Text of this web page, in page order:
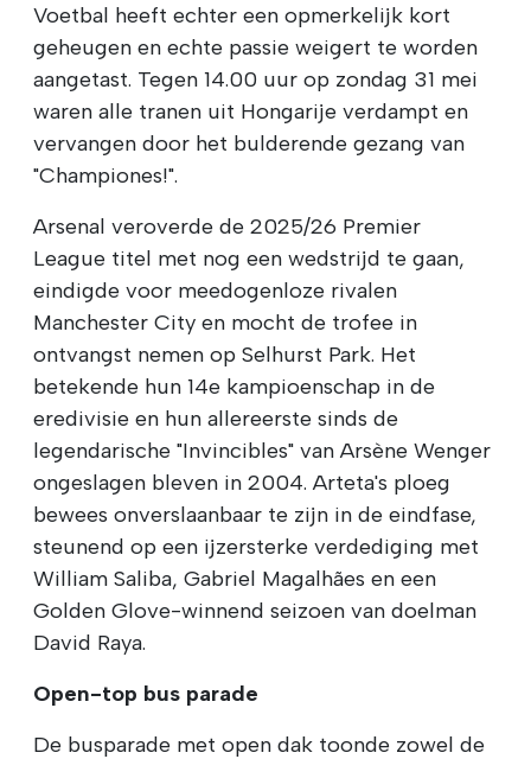
Voetbal heeft echter een opmerkelijk kort
geheugen en echte passie weigert te worden
aangetast. Tegen 14.00 uur op zondag 31 mei
waren alle tranen uit Hongarije verdampt en
vervangen door het bulderende gezang van
"Championes!".
Arsenal veroverde de 2025/26 Premier
League titel met nog een wedstrijd te gaan,
eindigde voor meedogenloze rivalen
Manchester City en mocht de trofee in
ontvangst nemen op Selhurst Park. Het
betekende hun 14e kampioenschap in de
eredivisie en hun allereerste sinds de
legendarische "Invincibles" van Arsène Wenger
ongeslagen bleven in 2004. Arteta's ploeg
bewees onverslaanbaar te zijn in de eindfase,
steunend op een ijzersterke verdediging met
William Saliba, Gabriel Magalhães en een
Golden Glove-winnend seizoen van doelman
David Raya.
Open-top bus parade
De busparade met open dak toonde zowel de